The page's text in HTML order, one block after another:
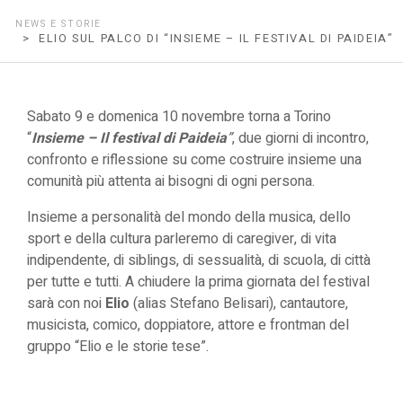
NEWS E STORIE
> ELIO SUL PALCO DI “INSIEME – IL FESTIVAL DI PAIDEIA”
Sabato 9 e domenica 10 novembre torna a Torino
“Insieme – Il festival di Paideia”, due giorni di incontro,
confronto e riflessione su come costruire insieme una
comunità più attenta ai bisogni di ogni persona.
Insieme a personalità del mondo della musica, dello
sport e della cultura parleremo di caregiver, di vita
indipendente, di siblings, di sessualità, di scuola, di città
per tutte e tutti. A chiudere la prima giornata del festival
sarà con noi Elio (alias Stefano Belisari), cantautore,
musicista, comico, doppiatore, attore e frontman del
gruppo “Elio e le storie tese”.